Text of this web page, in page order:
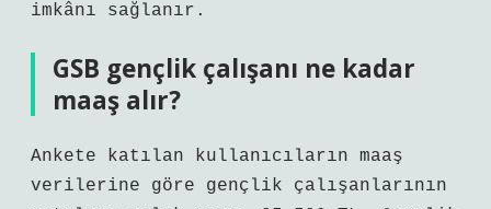
imkânı sağlanır.
GSB gençlik çalışanı ne kadar
maaş alır?
Ankete katılan kullanıcıların maaş
verilerine göre gençlik çalışanlarının